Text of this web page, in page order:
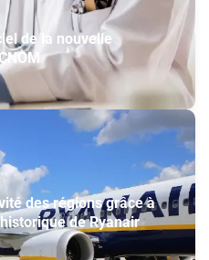
de la nouvelle
des régions grâce à
de Ryanair